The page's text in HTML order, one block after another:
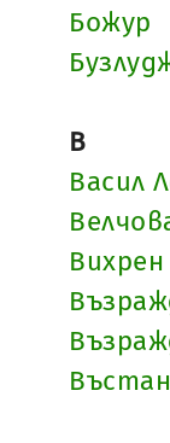
Божур
В
Васил
Вихрен